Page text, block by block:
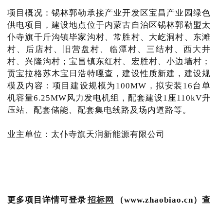
项目概况：锡林郭勒承接产业开发区宝昌产业园绿色
供电项目，建设地点位于内蒙古自治区锡林郭勒盟太
仆寺旗千斤沟镇毕家沟村、常胜村、大屹洞村、东滩
村、后店村、旧营盘村、临潭村、三结村、西大井
村、兴隆沟村；宝昌镇东红村、宏胜村、小边墙村；
贡宝拉格苏木宝日浩特嘎查，建设性质新建，建设规
模及内容：项目建设规模为100MW，拟安装16台单
机容量6.25MW风力发电机组，配套建设1座110kV升
压站、配套储能、配套集电线路及场内道路等。
业主单位：太仆寺旗天润新能源有限公司
更多项目详情可登录 招标网
（www.zhaobiao.cn）查